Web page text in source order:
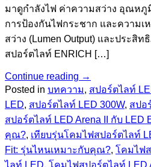
มาดูกำลังไฟ ค่าความสว่าง อุณหภู
การป้องกันไฟกระชาก และความเ
สว่าง (Lumen Output) และประสิ
สปอร์ตไลท์ ENRICH […]
Continue reading →
Posted in บทความ, สปอร์ตไลท์
LED, สปอร์ตไลท์ LED 300W, สปอ
สปอร์ตไลท์ LED Arena II กับ LED
คุณ?, เทียบรุ่นโคมไฟสปอร์ตไลท์
Fit: รุ่นไหนเหมาะกับคุณ?, โคมไฟ
ไลท์ LED, โคมไฟสปอร์ตไลท์ LED